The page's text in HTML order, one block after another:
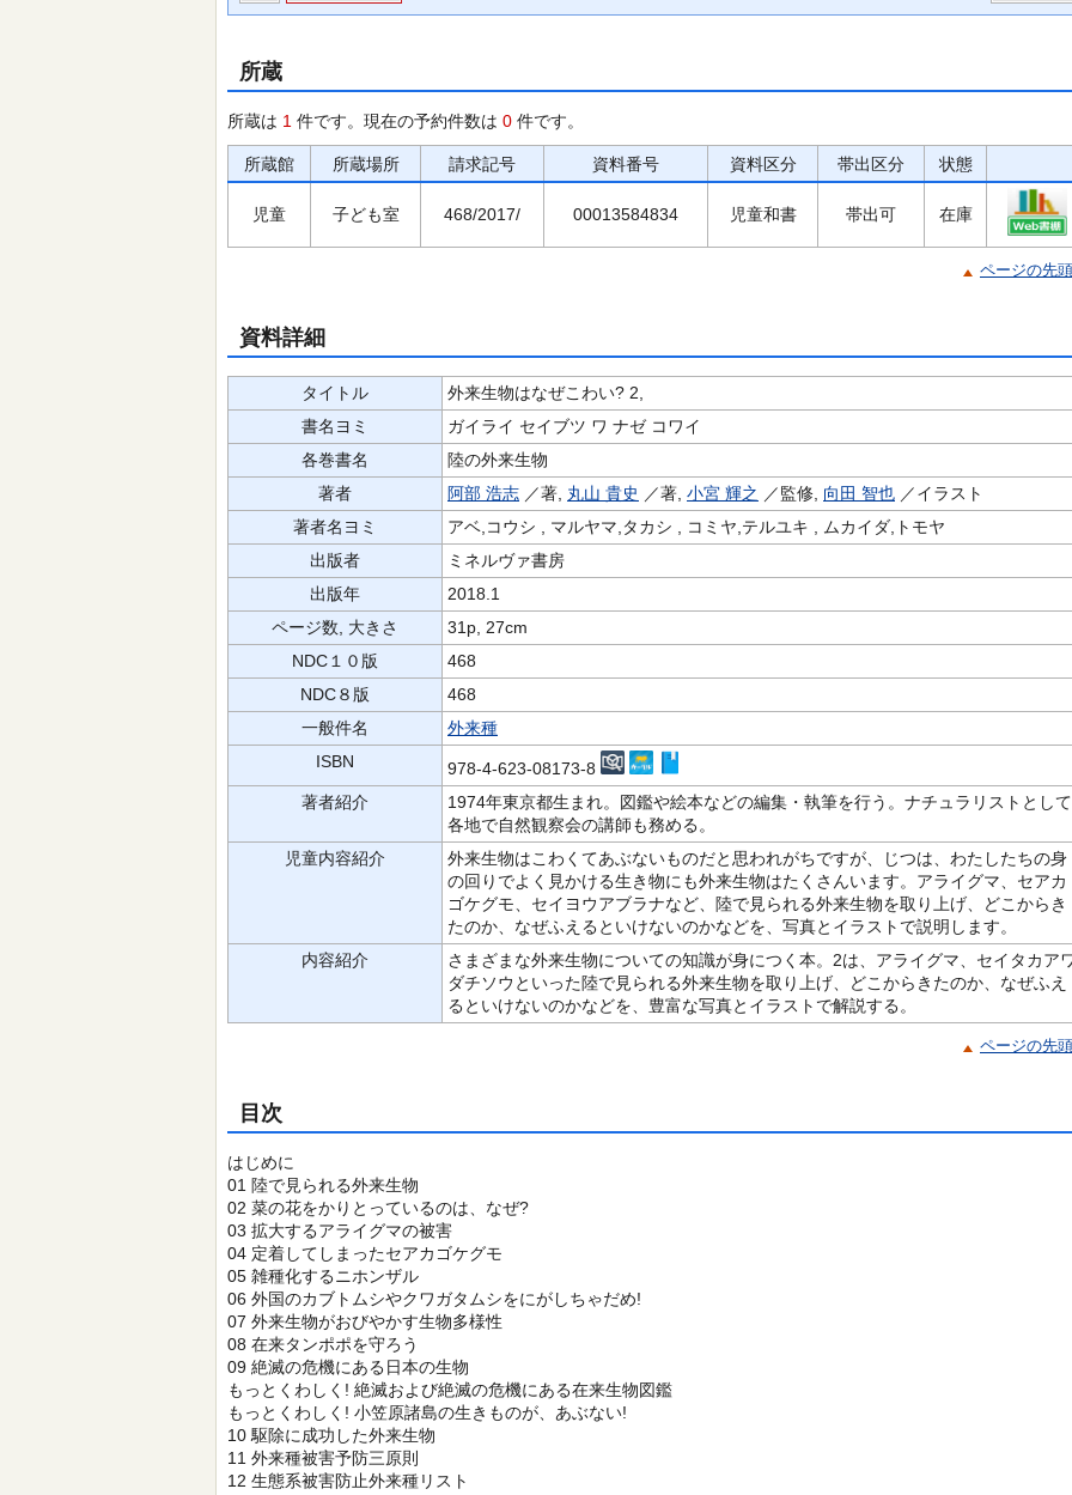
所蔵
所蔵は 1 件です。現在の予約件数は 0 件です。
所蔵館 所蔵場所 請求記号 資料番号 資料区分 帯出区分 状態
児童 子ども室 468/2017/ 00013584834 児童和書 帯出可 在庫
ページの先
資料詳細
タイトル
外来生物はなぜこわい? 2,
書名ヨミ
ガイライ セイブツ ワ ナゼ コワイ
各巻書名
陸の外来生物
著者
阿部 浩志 ／著, 丸山 貴史 ／著, 小宮 輝之 ／監修, 向田 智也 ／イラスト
著者名ヨミ
アベ,コウシ , マルヤマ,タカシ , コミヤ,テルユキ , ムカイダ,トモヤ
出版者
ミネルヴァ書房
出版年
2018.1
ページ数, 大きさ
31p, 27cm
NDC１０版
468
NDC８版
468
一般件名
外来種
ISBN
978-4-623-08173-8
著者紹介
1974年東京都生まれ。図鑑や絵本などの編集・執筆を行う。ナチュラリストとして
各地で自然観察会の講師も務める。
児童内容紹介
外来生物はこわくてあぶないものだと思われがちですが、じつは、わたしたちの身
の回りでよく見かける生き物にも外来生物はたくさんいます。アライグマ、セアカ
ゴケグモ、セイヨウアブラナなど、陸で見られる外来生物を取り上げ、どこからき
たのか、なぜふえるといけないのかなどを、写真とイラストで説明します。
内容紹介
さまざまな外来生物についての知識が身につく本。2は、アライグマ、セイタカア
ダチソウといった陸で見られる外来生物を取り上げ、どこからきたのか、なぜふえ
るといけないのかなどを、豊富な写真とイラストで解説する。
ページの先
目次
はじめに
01 陸で見られる外来生物
02 菜の花をかりとっているのは、なぜ?
03 拡大するアライグマの被害
04 定着してしまったセアカゴケグモ
05 雑種化するニホンザル
06 外国のカブトムシやクワガタムシをにがしちゃだめ!
07 外来生物がおびやかす生物多様性
08 在来タンポポを守ろう
09 絶滅の危機にある日本の生物
もっとくわしく! 絶滅および絶滅の危機にある在来生物図鑑
もっとくわしく! 小笠原諸島の生きものが、あぶない!
10 駆除に成功した外来生物
11 外来種被害予防三原則
12 生態系被害防止外来種リスト